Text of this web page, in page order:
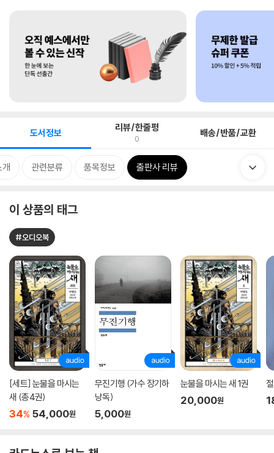
도서정보 리뷰/한줄평
0 배송/반품/교환
개 관련분류 품목정보 출판사 리뷰
이 상품의 태그
#오디오북
[세트] 눈물을 마시는
새 (총4권)
34% 54,000원
무진기행 (가수 장기하
낭독)
5,000원
눈물을 마시는 새 1권
20,000원